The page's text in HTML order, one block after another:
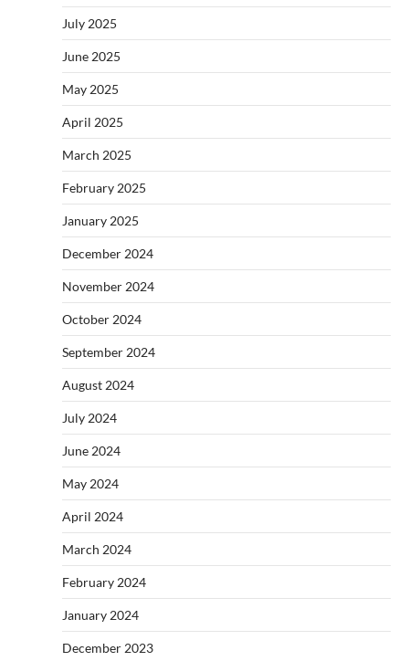
July 2025
June 2025
May 2025
April 2025
March 2025
February 2025
January 2025
December 2024
November 2024
October 2024
September 2024
August 2024
July 2024
June 2024
May 2024
April 2024
March 2024
February 2024
January 2024
December 2023